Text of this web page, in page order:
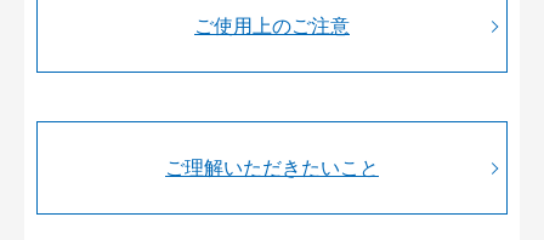
ご使用上のご注意
ご理解いただきたいこと